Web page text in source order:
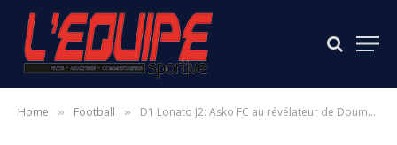
Home » Football » D1 Lonato J2: Asko FC au révélateur de Doumbe FC, Tambo FC à Aneho pour la confirmation, le calendrier complet